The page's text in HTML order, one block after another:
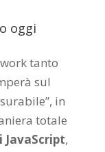
oggi
tanto
sul
in
totale
JavaScript,